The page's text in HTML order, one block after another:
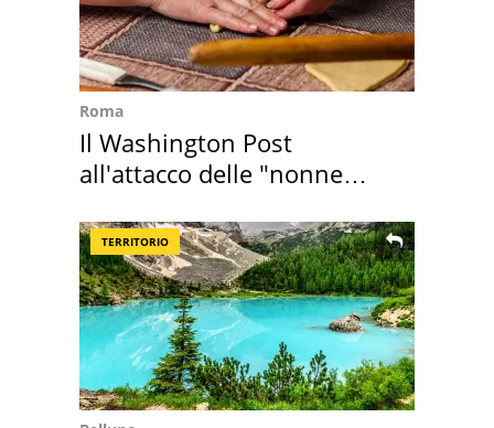
Roma
Il Washington Post
all'attacco delle "nonne
TERRITORIO